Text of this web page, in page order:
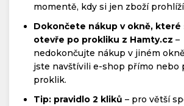
momentě, kdy si jen zboží
Dokončete nákup v okně, které
otevře po prokliku z Hamty.cz –
nedokončujte nákup v jiném
jste navštívili e-shop přímo nebo
proklik.
Tip: pravidlo 2 kliků – pro větší